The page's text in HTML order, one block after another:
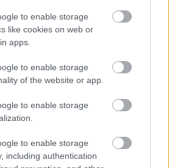
to enable storage
like cookies on web or
apps.
to enable storage
of the website or app.
to enable storage
to enable storage
including authentication
Thajska a Kambodže.
Westwing